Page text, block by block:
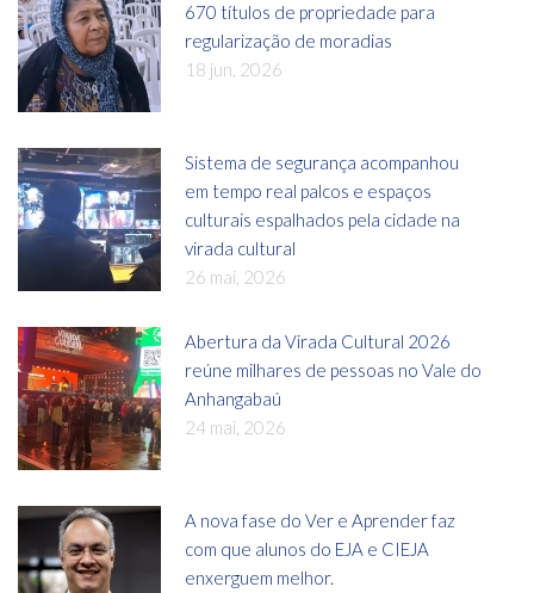
670 títulos de propriedade para
regularização de moradias
18 jun, 2026
Sistema de segurança acompanhou
em tempo real palcos e espaços
culturais espalhados pela cidade na
virada cultural
26 mai, 2026
Abertura da Virada Cultural 2026
reúne milhares de pessoas no Vale do
Anhangabaú
24 mai, 2026
A nova fase do Ver e Aprender faz
com que alunos do EJA e CIEJA
enxerguem melhor.